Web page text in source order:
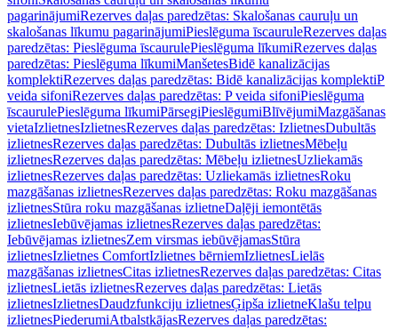
pagarinājumiRezerves daļas paredzētas: Skalošanas cauruļu un
skalošanas līkumu pagarinājumiPieslēguma īscauruleRezerves daļas
paredzētas: Pieslēguma īscaurulePieslēguma līkumiRezerves daļas
paredzētas: Pieslēguma līkumiManšetesBidē kanalizācijas
komplektiRezerves daļas paredzētas: Bidē kanalizācijas komplektiP
veida sifoniRezerves daļas paredzētas: P veida sifoniPieslēguma
īscaurulePieslēguma līkumiPārsegiPieslēgumiBlīvējumiMazgāšanas
vietaIzlietnesIzlietnesRezerves daļas paredzētas: IzlietnesDubultās
izlietnesRezerves daļas paredzētas: Dubultās izlietnesMēbeļu
izlietnesRezerves daļas paredzētas: Mēbeļu izlietnesUzliekamās
izlietnesRezerves daļas paredzētas: Uzliekamās izlietnesRoku
mazgāšanas izlietnesRezerves daļas paredzētas: Roku mazgāšanas
izlietnesStūra roku mazgāšanas izlietneDaļēji iemontētās
izlietnesIebūvējamas izlietnesRezerves daļas paredzētas:
Iebūvējamas izlietnesZem virsmas iebūvējamasStūra
izlietnesIzlietnes ComfortIzlietnes bērniemIzlietnesLielās
mazgāšanas izlietnesCitas izlietnesRezerves daļas paredzētas: Citas
izlietnesLietās izlietnesRezerves daļas paredzētas: Lietās
izlietnesIzlietnesDaudzfunkciju izlietnesĢipša izlietneKlašu telpu
izlietnesPiederumiAtbalstkājasRezerves daļas paredzētas: